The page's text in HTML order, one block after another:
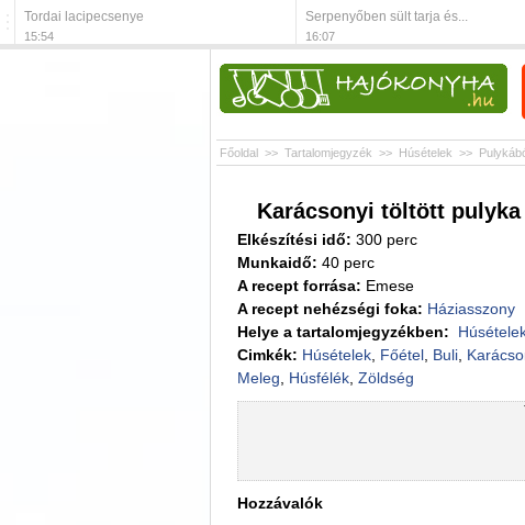
Tordai lacipecsenye
15:54
Serpenyőben sült tarja és...
16:07
Főoldal >> Tartalomjegyzék >> Húsételek >>
Karácsonyi töltött pulyka
Elkészítési idő: 300 perc
Munkaidő: 40 perc
A recept forrása: Emese
A recept nehézségi foka: Háziasszony
Helye a tartalomjegyzékben:
Cimkék: Húsételek, Főétel, Buli,
Meleg
Húsfélék, Zöldség
Hozzávalók